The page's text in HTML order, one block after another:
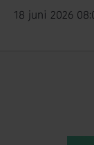
18 juni 2026